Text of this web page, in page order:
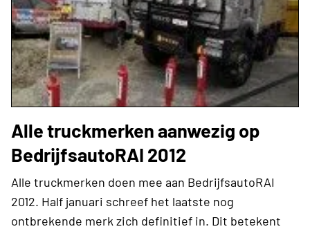
Alle truckmerken aanwezig op
BedrijfsautoRAI 2012
Alle truckmerken doen mee aan BedrijfsautoRAI
2012. Half januari schreef het laatste nog
ontbrekende merk zich definitief in. Dit betekent